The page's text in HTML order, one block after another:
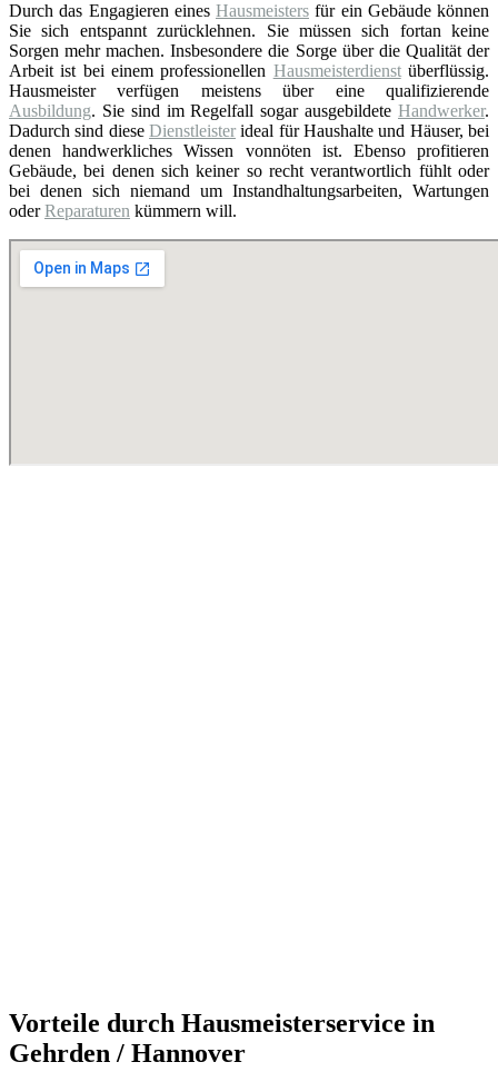
Durch das Engagieren eines Hausmeisters für ein Gebäude können
Sie sich entspannt zurücklehnen. Sie müssen sich fortan keine
Sorgen mehr machen. Insbesondere die Sorge über die Qualität der
Arbeit ist bei einem professionellen Hausmeisterdienstüberflüssig.
Hausmeister verfügen meistens über eine qualifizierende
Ausbildung. Sie sind im Regelfall sogar ausgebildete Handwerker.
Dadurch sind diese Dienstleister ideal für Haushalte und Häuser, bei
denen handwerkliches Wissen vonnöten ist. Ebenso profitieren
Gebäude, bei denen sich keiner so recht verantwortlich fühlt oder
bei denen sich niemand um Instandhaltungsarbeiten, Wartungen
oderReparaturen kümmern will.
Vorteile durch Hausmeisterservice in
Gehrden / Hannover